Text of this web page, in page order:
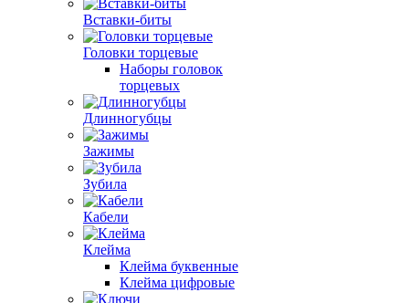
Вставки-биты
Головки торцевые
Наборы головок
торцевых
Длинногубцы
Зажимы
Зубила
Кабели
Клейма
Клейма буквенные
Клейма цифровые